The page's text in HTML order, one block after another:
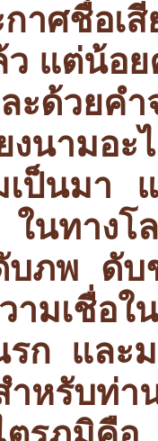
ะกาศชื่
แต่น้อ
ะด้วยค
งนามอ
ป็นมา
นทางโ
บภพ ดั
ามเชื่อใ
ก และ
ำหรับท่